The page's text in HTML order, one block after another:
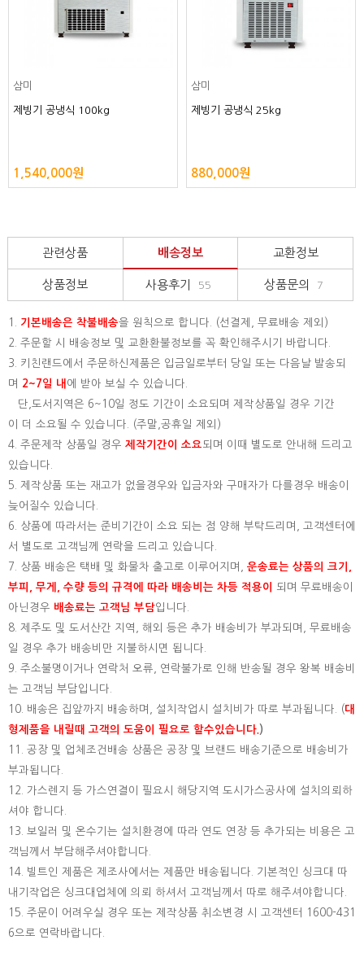
삼미
제빙기 공냉식 100kg
1,540,000원
삼미
제빙기 공냉식 25kg
880,000원
관련상품 배송정보 교환정보
상품정보 사용후기 55 상품문의 7
1. 기본배송은 착불배송을 원칙으로 합니다. (선결제, 무료배송 제외)
2. 주문할 시 배송정보 및 교환환불정보를 꼭 확인해주시기 바랍니다.
3. 키친랜드에서 주문하신제품은 입금일로부터 당일 또는 다음날 발송되
며
2~7일 내 에 받아 보실 수 있습니다.
단,도서지역은 6~10일 정도 기간이 소요되며 제작상품일 경우 기간
이 더 소요될 수 있습니다. (주말,공휴일 제외)
4. 주문제작 상품일 경우 제작기간이 소요되며 이때 별도로 안내해 드리고
있습니다.
5. 제작상품 또는 재고가 없을경우와 입금자와 구매자가 다를경우 배송이
늦어질수 있습니다.
6. 상품에 따라서는 준비기간이 소요 되는 점 양해 부탁드리며, 고객센터에
서 별도로 고객님께 연락을 드리고 있습니다.
7. 상품 배송은 택배 및 화물차 출고로 이루어지며, 운송료는 상품의 크기,
부피, 무게, 수량 등의 규격에 따라 배송비는 차등 적용이
되며 무료배송이
아닌경우 배송료는 고객님 부담입니다.
8. 제주도 및 도서산간 지역, 해외 등은 추가 배송비가 부과되며, 무료배송
일 경우 추가 배송비만 지불하시면 됩니다.
9. 주소불명이거나 연락처 오류, 연락불가로 인해 반송될 경우 왕복 배송비
는 고객님 부담입니다.
10. 배송은 집앞까지 배송하며, 설치작업시 설치비가 따로 부과됩니다. (대
형제품을 내릴때 고객의 도움이 필요로 할수있습니다. )
11. 공장 및 업체조건배송 상품은 공장 및 브랜드 배송기준으로 배송비가
부과됩니다.
12. 가스렌지 등 가스연결이 필요시 해당지역 도시가스공사에 설치의뢰하
셔야 합니다.
13. 보일러 및 온수기는 설치환경에 따라 연도 연장 등 추가되는 비용은 고
객님께서 부담해주셔야합니다.
14. 빌트인 제품은 제조사에서는 제품만 배송됩니다. 기본적인 싱크대 따
내기작업은 싱크대업체에 의뢰 하셔서 고객님께서 따로 해주셔야합니다.
15. 주문이 어려우실 경우 또는 제작상품 취소변경 시 고객센터 1600-431
6으로 연락바랍니다.